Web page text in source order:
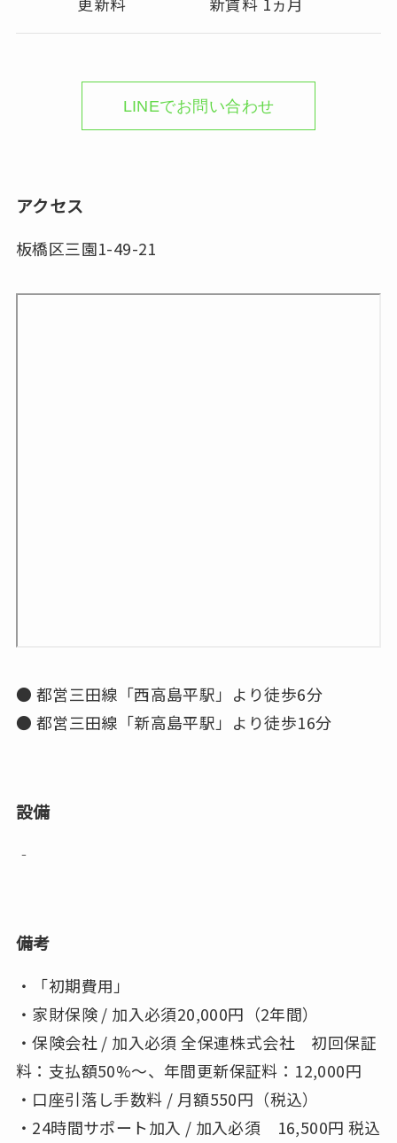
LINEでお問い合わせ
アクセス
板橋区三園1-49-21
● 都営三田線「西高島平駅」より徒歩6分
● 都営三田線「新高島平駅」より徒歩16分
設備
‐
備考
・「初期費用」
・家財保険 / 加入必須20,000円（2年間）
・保険会社 / 加入必須 全保連株式会社 初回保証
料：支払額50%〜、年間更新保証料：12,000円
・口座引落し手数料 / 月額550円（税込）
・24時間サポート加入 / 加入必須 16,500円 税込